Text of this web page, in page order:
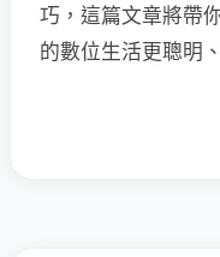
巧，這篇文章將帶
的數位生活更聰明